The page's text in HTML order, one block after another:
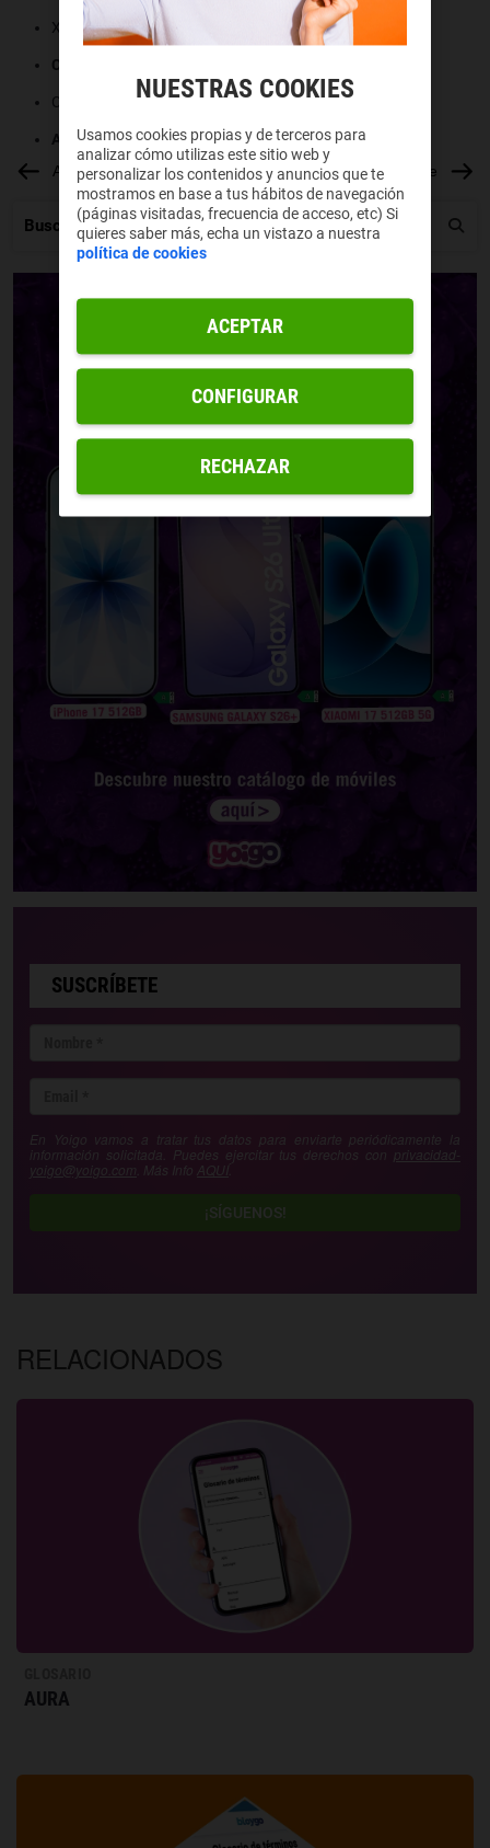
Xenowerk
Commandos
Commandos 2
Age of Empires II
Anterior
Siguiente
SUSCRÍBETE
En Yoigo vamos a tratar tus datos para enviarte periódicamente la
información solicitada. Puedes ejercitar tus derechos con privacidad-
yoigo@yoigo.com . Más Info AQUÍ
¡SÍGUENOS!
RELACIONADOS
AURA
NUESTRAS COOKIES
Usamos cookies propias y de terceros para
analizar cómo utilizas este sitio web y
personalizar los contenidos y anuncios que te
mostramos en base a tus hábitos de navegación
(páginas visitadas, frecuencia de acceso, etc) Si
quieres saber más, echa un vistazo a nuestra
política de cookies
RECHAZAR
ACEPTAR
CONFIGURAR